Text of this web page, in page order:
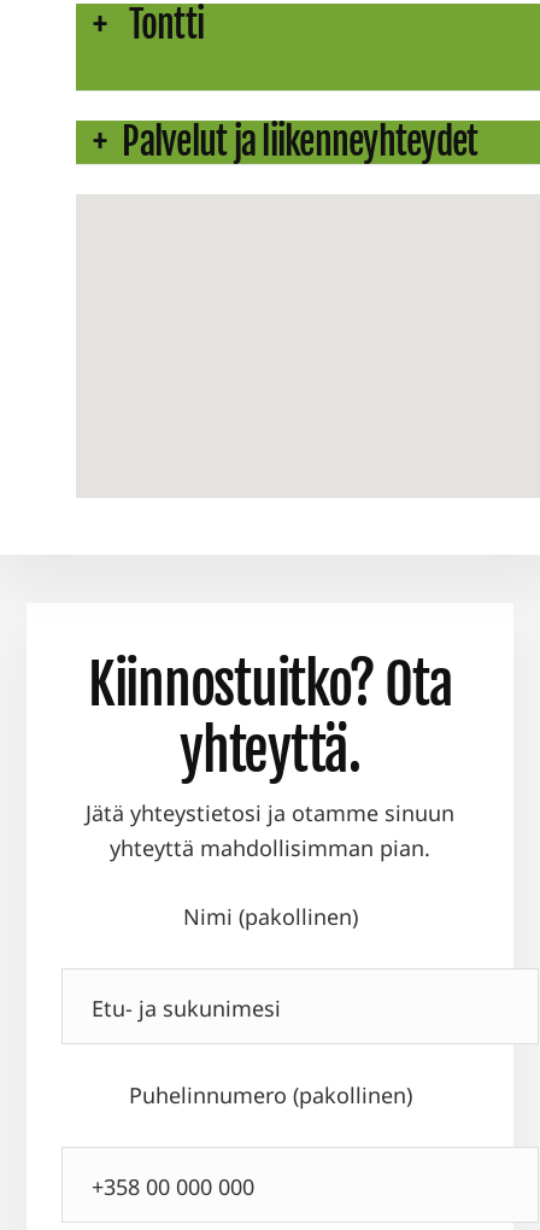
Tontti
Palvelut ja liikenneyhteydet
Kiinnostuitko? Ota
yhteyttä.
Jätä yhteystietosi ja otamme sinuun
yhteyttä mahdollisimman pian.
Nimi (pakollinen)
Puhelinnumero (pakollinen)